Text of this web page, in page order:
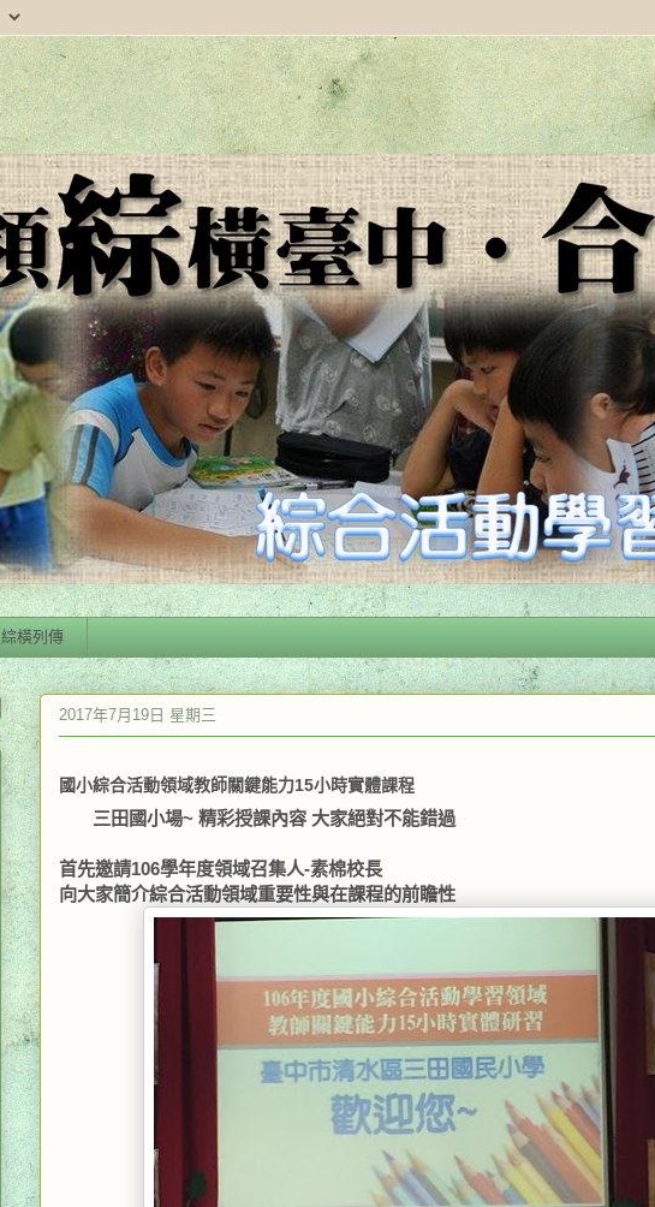
綜橫列傳
2017年7月19日 星期三
國小綜合活動領域教師關鍵能力15小時實體課程
三田國小場~ 精彩授課內容 大家絕對不能錯過
首先邀請106學年度領域召集人-素棉校長
向大家簡介綜合活動領域重要性與在課程的前瞻性